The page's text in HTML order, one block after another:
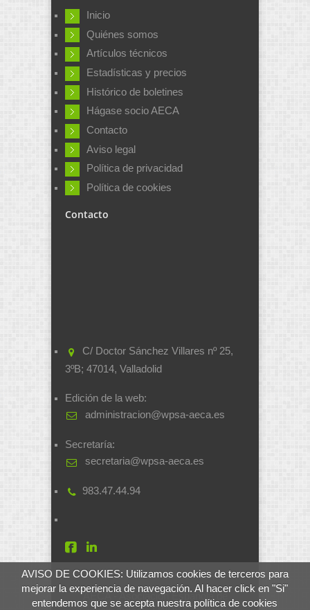
AVISO DE COOKIES: Utilizamos cookies de terceros para
mejorar la experiencia de navegación. Al hacer click en "Si"
entendemos que se acepta nuestra política de cookies
Inicio
Quiénes somos
Artículos técnicos
Estadísticas y precios
Histórico de boletines
Hágase socio AECA
Contacto
Aviso legal
Política de privacidad
Política de cookies
Contacto
C/ Doctor Sánchez Villares nº 25,
3ºB; 47014, Valladolid
Edición de la web:
administracion@wpsa-aeca.es
Secretaría:
secretaria@wpsa-aeca.es
983.47.44.94
AECA - Asociación Española de